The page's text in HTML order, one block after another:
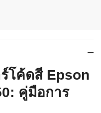
โค้ดสี Epson
คู่มือการ